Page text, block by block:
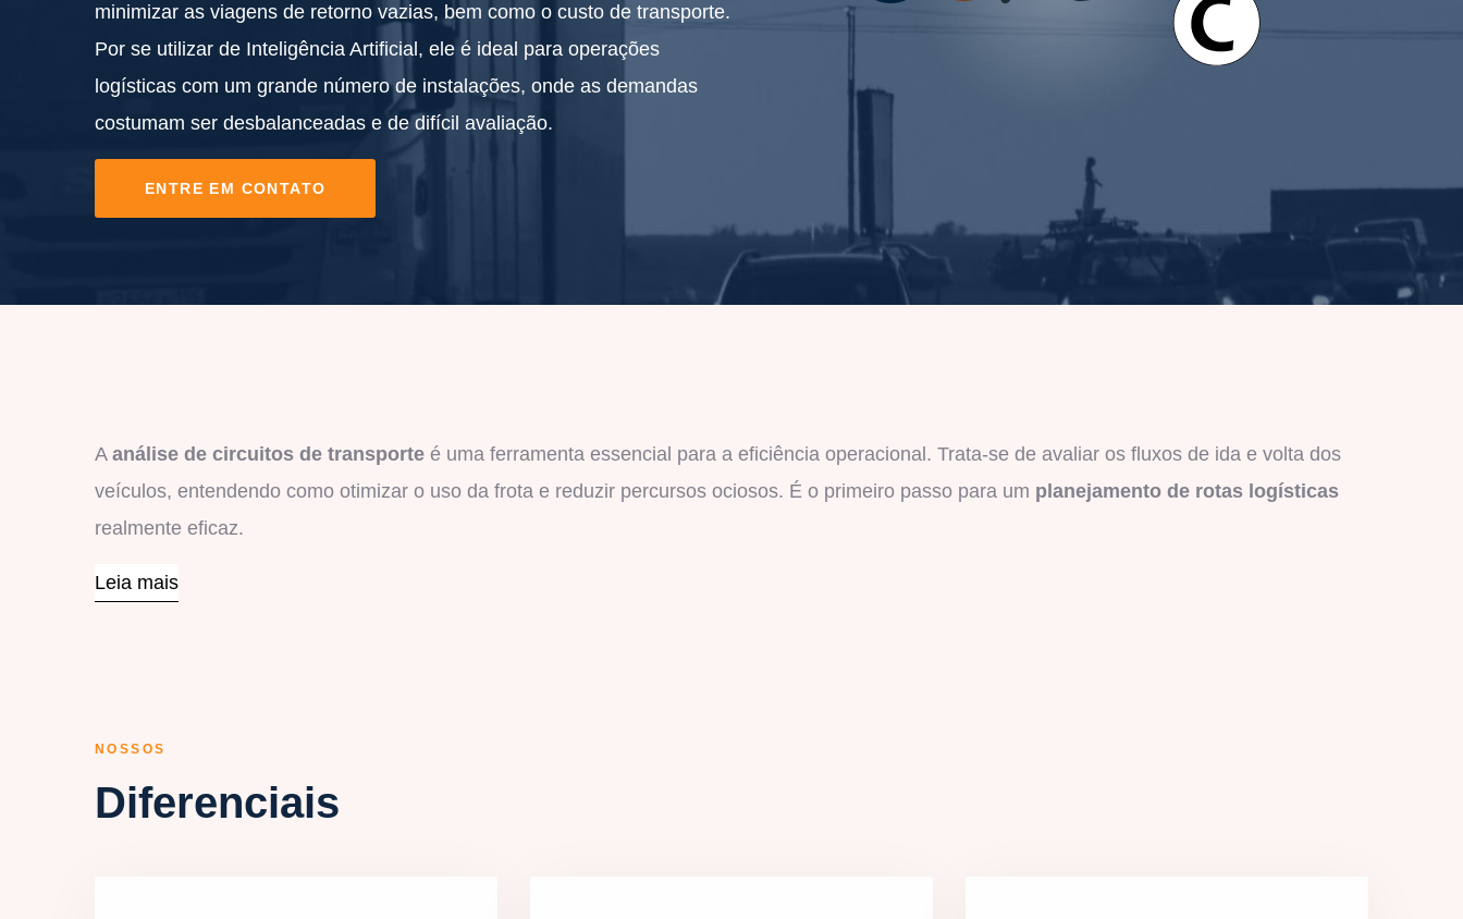
minimizar as viagens de retorno vazias, bem como o custo de transporte.
Por se utilizar de Inteligência Artificial, ele é ideal para operações
logísticas com um grande número de instalações, onde as demandas
costumam ser desbalanceadas e de difícil avaliação.
ENTRE EM CONTATO
A análise de circuitos de transporte é uma ferramenta essencial para a eficiência operacional. Trata-se de avaliar os fluxos de ida e volta dos
veículos, entendendo como otimizar o uso da frota e reduzir percursos ociosos. É o primeiro passo para um planejamento de rotas logísticas
realmente eficaz.
Leia mais
NOSSOS
Diferenciais